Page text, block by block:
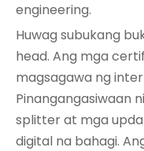
engineering.
Huwag subukang
head. Ang mga
magsagawa ng
Pinangangasiwaan
splitter at mga
digital na bahagi.